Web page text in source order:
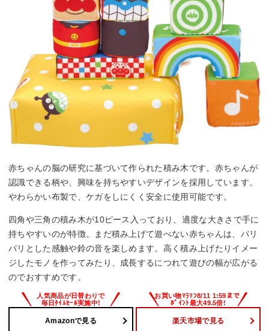
赤ちゃんの脳の研究に基づいて作られた積み木です。赤ちゃんが
認識できる柄や、興味を持ちやすいデザインを採用しています。
やわらかい布製で、ケガをしにくく安全に使用可能です。
四角や三角の積み木が10ピース入っており、適度な大きさで手に
持ちやすいのが特徴。まだ積み上げて遊べない赤ちゃんは、パリ
パリとした感触や鈴の音を楽しめます。高く積み上げたりイメー
ジしたモノを作ってみたり、成長するにつれて遊びの幅が広がる
のでおすすめです。
Amazonで見る 楽天市場で見る